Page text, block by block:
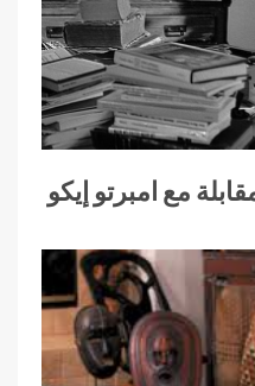
مع امبرتو إيكو